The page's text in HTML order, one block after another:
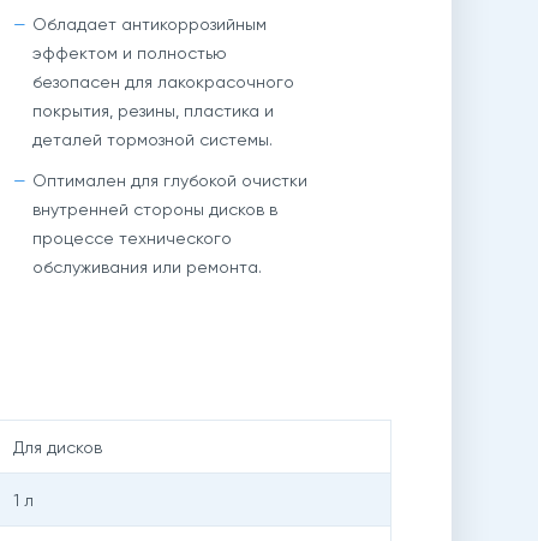
Обладает антикоррозийным
эффектом и полностью
безопасен для лакокрасочного
покрытия, резины, пластика и
деталей тормозной системы.
Оптимален для глубокой очистки
внутренней стороны дисков в
процессе технического
обслуживания или ремонта.
Для дисков
1 л